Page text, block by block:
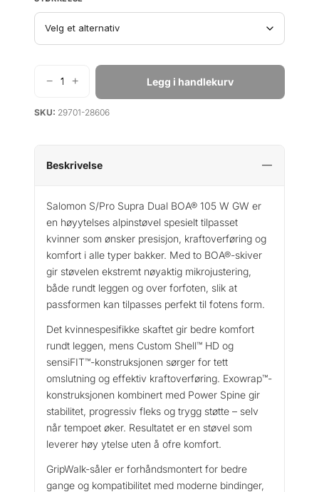
i
g
p
r
s
v
:
r
6
4
9
9
.
p
i
s
e
r
8
9
9
.
l
− + Legg i handlekurv
SKU: 29701-28606
Beskrivelse
Salomon S/Pro Supra Dual BOA® 105 W GW er
en høyytelses alpinstøvel spesielt tilpasset
kvinner som ønsker presisjon, kraftoverføring og
komfort i alle typer bakker. Med to BOA®-skiver
gir støvelen ekstremt nøyaktig mikrojustering,
både rundt leggen og over forfoten, slik at
passformen kan tilpasses perfekt til fotens form.
Det kvinnespesifikke skaftet gir bedre komfort
rundt leggen, mens Custom Shell™ HD og
sensiFIT™-konstruksjonen sørger for tett
omslutning og effektiv kraftoverføring. Exowrap™-
konstruksjonen kombinert med Power Spine gir
stabilitet, progressiv fleks og trygg støtte – selv
når tempoet øker. Resultatet er en støvel som
leverer høy ytelse uten å ofre komfort.
GripWalk-såler er forhåndsmontert for bedre
gange og kompatibilitet med moderne bindinger,